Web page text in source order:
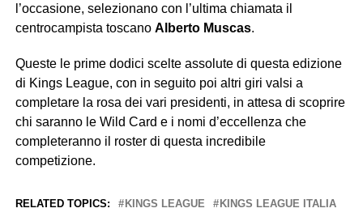
l’occasione, selezionano con l’ultima chiamata il
centrocampista toscano Alberto Muscas.
Queste le prime dodici scelte assolute di questa edizione
di Kings League, con in seguito poi altri giri valsi a
completare la rosa dei vari presidenti, in attesa di scoprire
chi saranno le Wild Card e i nomi d’eccellenza che
completeranno il roster di questa incredibile
competizione.
RELATED TOPICS: KINGS LEAGUE KINGS LEAGUE ITALIA